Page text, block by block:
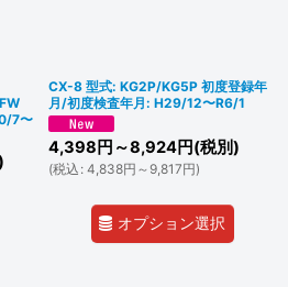
7〜
CX-8 型式: KG2P/KG5P 初度登録年
月/初度検査年月: H29/12〜R6/1
4,398 円 ～8,924円(税別)
(税込 : 4,838円 ～9,817円)
オプション選択